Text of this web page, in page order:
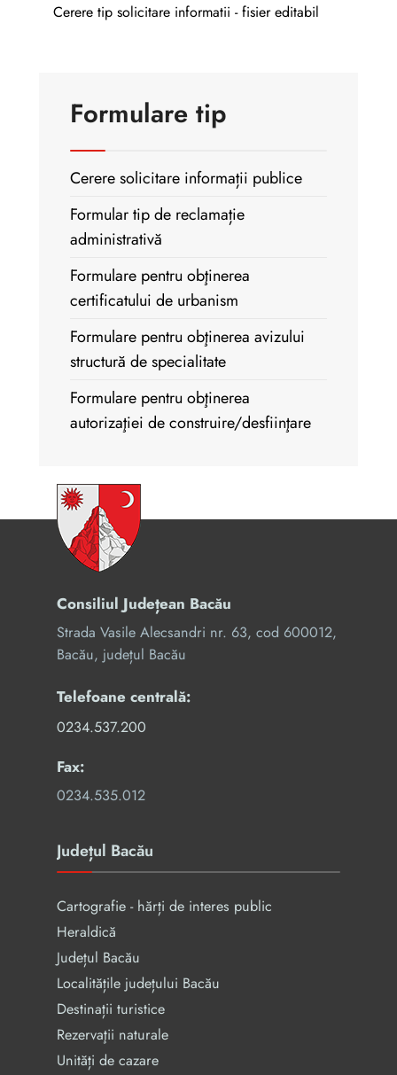
Cerere tip solicitare informatii - fisier editabil
Formulare tip
Cerere solicitare informații publice
Formular tip de reclamație
administrativă
Formulare pentru obţinerea
certificatului de urbanism
Formulare pentru obţinerea avizului
structură de specialitate
Formulare pentru obţinerea
autorizaţiei de construire/desfiinţare
Consiliul Județean Bacău
Strada Vasile Alecsandri nr. 63, cod 600012,
Bacău, județul Bacău
Telefoane centrală:
0234.537.200
Fax:
0234.535.012
Județul Bacău
Cartografie - hărți de interes public
Heraldică
Județul Bacău
Localitățile județului Bacău
Destinații turistice
Rezervaţii naturale
Unități de cazare